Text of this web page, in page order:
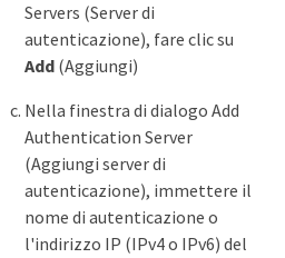
Servers (Server di
autenticazione), fare clic su
Add(Aggiungi)
Nella finestra di dialogo Add
Authentication Server
(Aggiungi server di
autenticazione), immettere il
nome di autenticazione o
l'indirizzo IP (IPv4 o IPv6) del